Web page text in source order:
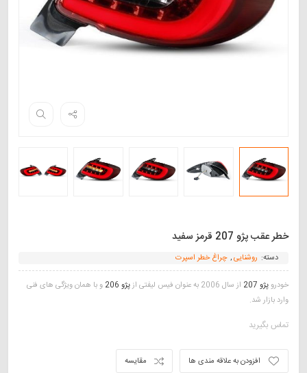
خطر عقب پژو 207 قرمز سفید
دسته: روشنایی, چراغ خطر اسپرت
خودروپژو 207 از سال 2006 به عنوان فیس لیفتی از پژو 206
و با همان ویژگی های فنی
وارد بازار شد.
تماس بگیرید
مقایسه
افزودن به علاقه مندی ها